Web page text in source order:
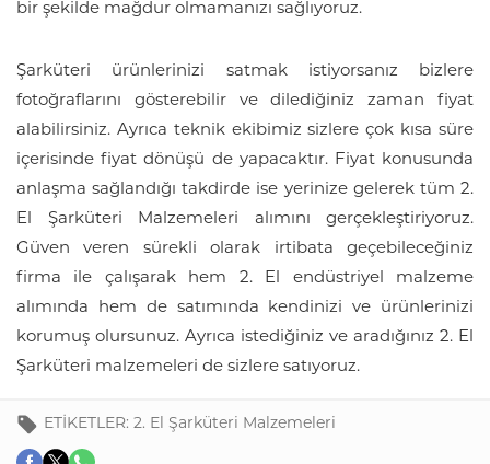
bir şekilde mağdur olmamanızı sağlıyoruz.
Şarküteri ürünlerinizi satmak istiyorsanız bizlere
fotoğraflarını gösterebilir ve dilediğiniz zaman fiyat
alabilirsiniz. Ayrıca teknik ekibimiz sizlere çok kısa süre
içerisinde fiyat dönüşü de yapacaktır. Fiyat konusunda
anlaşma sağlandığı takdirde ise yerinize gelerek tüm 2.
El Şarküteri Malzemeleri alımını gerçekleştiriyoruz.
Güven veren sürekli olarak irtibata geçebileceğiniz
firma ile çalışarak hem 2. El endüstriyel malzeme
alımında hem de satımında kendinizi ve ürünlerinizi
korumuş olursunuz. Ayrıca istediğiniz ve aradığınız 2. El
Şarküteri malzemeleri de sizlere satıyoruz.
ETİKETLER: 2. El Şarküteri Malzemeleri